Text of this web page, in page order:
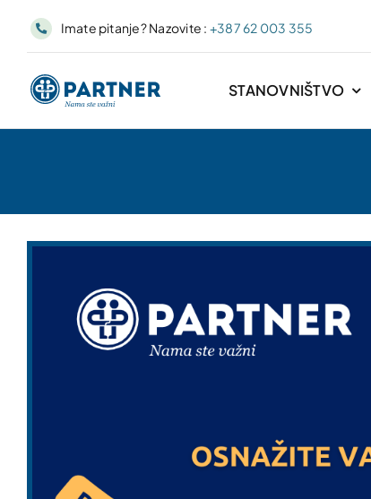
Imate pitanje? Nazovite : +387 62 003 355
STANOVNIŠTVO